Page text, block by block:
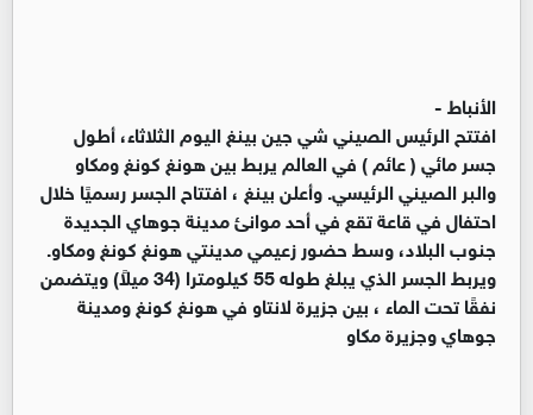
الأنباط -
افتتح الرئيس الصيني شي جين بينغ اليوم الثلاثاء، أطول
جسر مائي ( عائم ) في العالم يربط بين هونغ كونغ ومكاو
والبر الصيني الرئيسي. وأعلن بينغ ، افتتاح الجسر رسميًا خلال
احتفال في قاعة تقع في أحد موانئ مدينة جوهاي الجديدة
جنوب البلاد، وسط حضور زعيمي مدينتي هونغ كونغ ومكاو.
ويربط الجسر الذي يبلغ طوله 55 كيلومترا (34 ميلاً) ويتضمن
نفقًا تحت الماء ، بين جزيرة لانتاو في هونغ كونغ ومدينة
جوهاي وجزيرة مكاو